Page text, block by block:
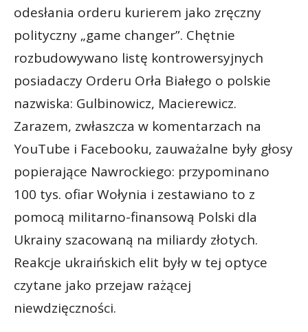
odesłania orderu kurierem jako zręczny
polityczny „game changer”. Chętnie
rozbudowywano listę kontrowersyjnych
posiadaczy Orderu Orła Białego o polskie
nazwiska: Gulbinowicz, Macierewicz.
Zarazem, zwłaszcza w komentarzach na
YouTube i Facebooku, zauważalne były głosy
popierające Nawrockiego: przypominano
100 tys. ofiar Wołynia i zestawiano to z
pomocą militarno-finansową Polski dla
Ukrainy szacowaną na miliardy złotych.
Reakcje ukraińskich elit były w tej optyce
czytane jako przejaw rażącej
niewdzięczności.